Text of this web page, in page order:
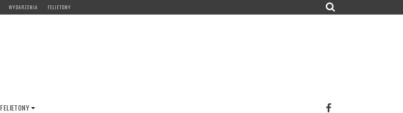
WYDARZENIA FELIETONY
FELIETONY